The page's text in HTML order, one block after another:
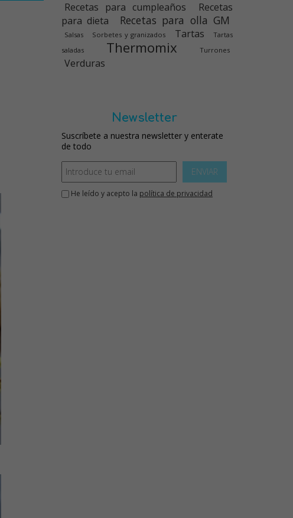
Recetas para cumpleaños
Recetas
para dieta
Recetas para olla GM
Salsas Sorbetes y granizados Tartas
Tartas
saladas
Thermomix Turrones
Verduras
Newsletter
Suscríbete a nuestra newsletter y enterate
de todo
ENVIAR
He leído y acepto la política de privacidad